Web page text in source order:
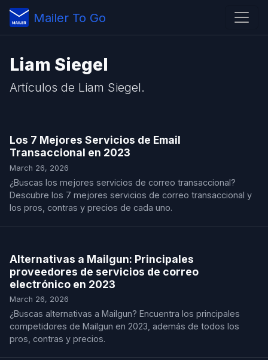
Mailer To Go
Liam Siegel
Artículos de Liam Siegel.
Los 7 Mejores Servicios de Email
Transaccional en 2023
March 26, 2026
¿Buscas los mejores servicios de correo transaccional?
Descubre los 7 mejores servicios de correo transaccional y
los pros, contras y precios de cada uno.
Alternativas a Mailgun: Principales
proveedores de servicios de correo
electrónico en 2023
March 26, 2026
¿Buscas alternativas a Mailgun? Encuentra los principales
competidores de Mailgun en 2023, además de todos los
pros, contras y precios.